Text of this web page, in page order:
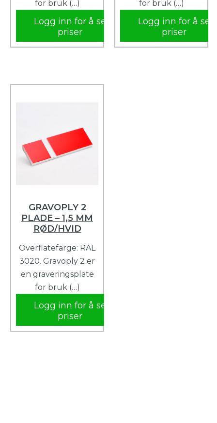
for bruk (…)
Logg inn for å se
priser
for bruk (…)
Logg inn for å se
priser
GRAVOPLY 2
PLADE – 1,5 MM
RØD/HVID
Overflatefarge: RAL
3020. Gravoply 2 er
en graveringsplate
for bruk (…)
Logg inn for å se
priser